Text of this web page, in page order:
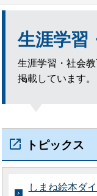
生涯学習
生涯学習・社会
掲載しています。
トピックス
しまね絵本ダ